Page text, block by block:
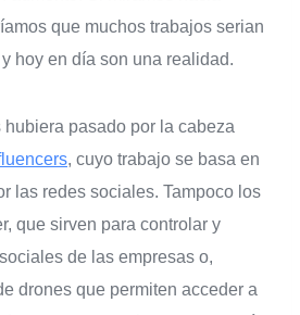
que muchos trabajos serian
hoy en día son una realidad.
pasado por la cabeza
, cuyo trabajo se basa en
las redes sociales. Tampoco los
que sirven para controlar y
de las empresas o,
drones que permiten acceder a